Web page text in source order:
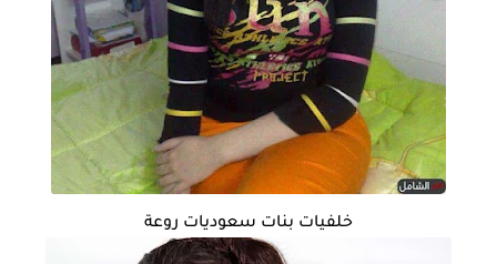
خلفيات بنات سعوديات روعة